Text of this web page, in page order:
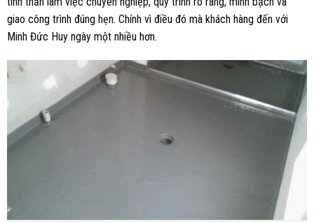
giao công trình đúng hẹn. Chính vì điều đó mà khách hàng đến với
Minh Đức Huy ngày một nhiều hơn.